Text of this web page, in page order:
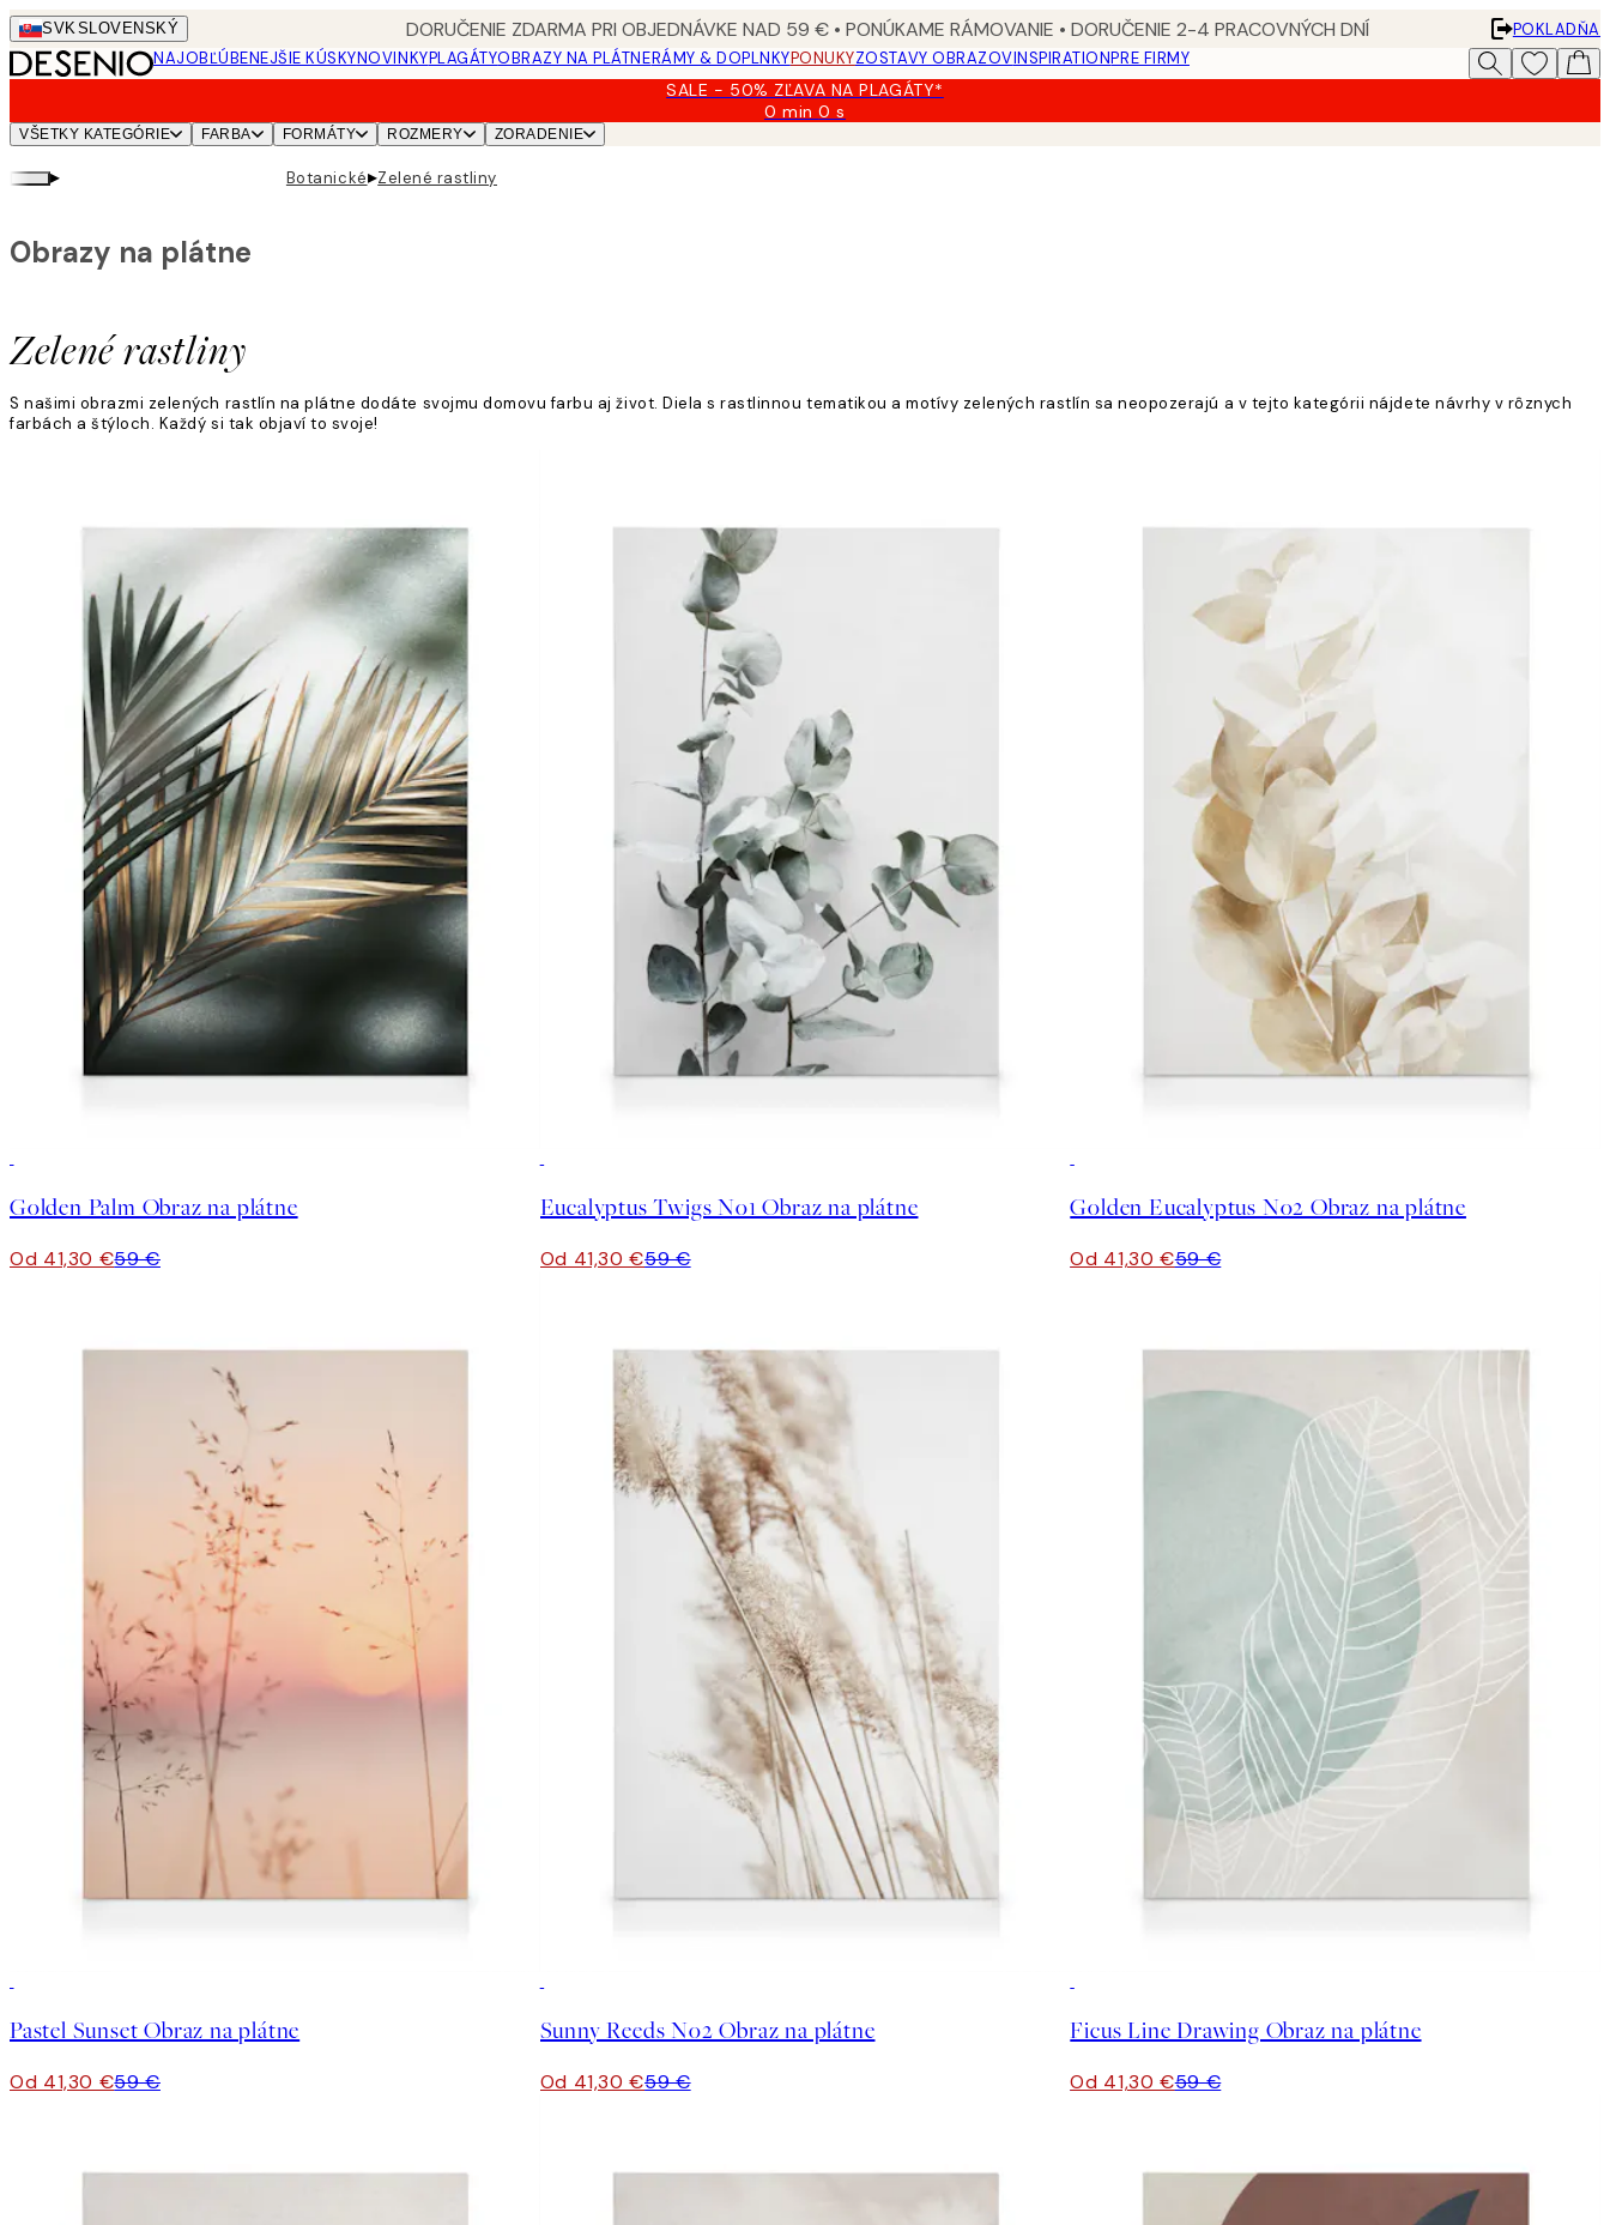
Skip
to
main
SVKSLOVENSKÝ DORUČENIE ZDARMA PRI OBJEDNÁVKE NAD 59 € • PONÚKAME RÁMOVANIE • DORUČENIE 2-4 PRACOVNÝCH DNÍ
POKLADŇA
NAJOBĽÚBENEJŠIE KÚSKYNOVINKYPLAGÁTYOBRAZY NA PLÁTNERÁMY & DOPLNKYPONUKYZOSTAVY OBRAZOVINSPIRATIONPRE FIRMY
SALE - 50% ZĽAVA NA PLAGÁTY*
0 min0 s
Platné
VŠETKY KATEGÓRIE FARBA FORMÁTY ROZMERY ZORADENIE
▸ Botanické▸Zelené rastliny
Zelené rastliny
Obrazy na plátne
S našimi obrazmi zelených rastlín na plátne dodáte svojmu domovu farbu aj život. Diela s rastlinnou tematikou a motívy zelených rastlín sa neopozerajú a v tejto kategórii nájdete návrhy v rôznych
farbách a štýloch. Každý si tak objaví to svoje!
Golden Palm Obraz na plátne
Od 41,30 €59 €
Eucalyptus Twigs No1 Obraz na plátne
Od 41,30 €59 €
Golden Eucalyptus No2 Obraz na plátne
Od 41,30 €59 €
Pastel Sunset Obraz na plátne
Od 41,30 €59 €
Sunny Reeds No2 Obraz na plátne
Od 41,30 €59 €
Ficus Line Drawing Obraz na plátne
Od 41,30 €59 €